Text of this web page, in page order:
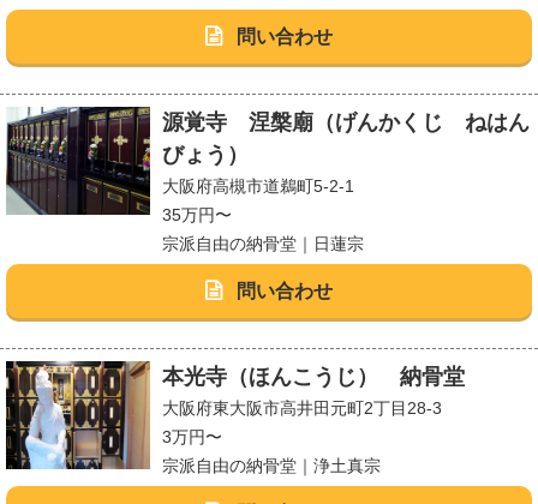
問い合わせ
源覚寺 涅槃廟（げんかくじ ねはん
びょう）
大阪府高槻市道鵜町5-2-1
35万円〜
宗派自由の納骨堂｜日蓮宗
問い合わせ
本光寺（ほんこうじ） 納骨堂
大阪府東大阪市高井田元町2丁目28-3
3万円〜
宗派自由の納骨堂｜浄土真宗